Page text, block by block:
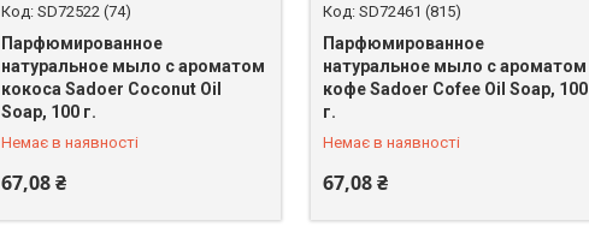
SD72522 (74)
Парфюмированное
натуральное мыло с ароматом
кокоса Sadoer Coconut Oil
Soap, 100 г.
Немає в наявності
67,08 ₴
+380 (67) 398-64-94
SD72461 (815)
Парфюмированное
натуральное мыло с ароматом
кофе Sadoer Cofee Oil Soap, 100
г.
Немає в наявності
67,08 ₴
+380 (67) 398-64-94